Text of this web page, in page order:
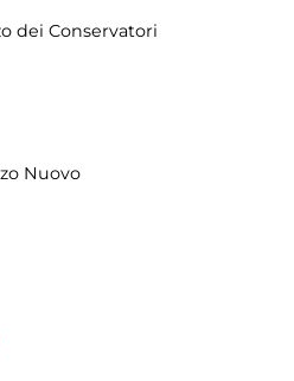
dei Conservatori
Nuovo